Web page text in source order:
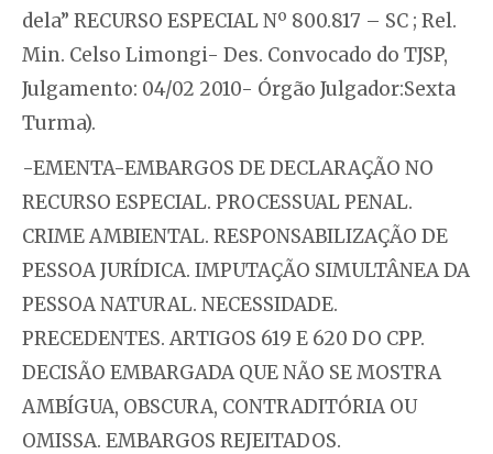
dela” RECURSO ESPECIAL Nº 800.817 – SC ; Rel.
Min. Celso Limongi- Des. Convocado do TJSP,
Julgamento: 04/02 2010- Órgão Julgador:Sexta
Turma).
-EMENTA-EMBARGOS DE DECLARAÇÃO NO
RECURSO ESPECIAL. PROCESSUAL PENAL.
CRIME AMBIENTAL. RESPONSABILIZAÇÃO DE
PESSOA JURÍDICA. IMPUTAÇÃO SIMULTÂNEA DA
PESSOA NATURAL. NECESSIDADE.
PRECEDENTES. ARTIGOS 619 E 620 DO CPP.
DECISÃO EMBARGADA QUE NÃO SE MOSTRA
AMBÍGUA, OBSCURA, CONTRADITÓRIA OU
OMISSA. EMBARGOS REJEITADOS.